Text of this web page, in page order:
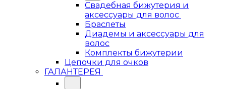
Свадебная бижутерия и
аксессуары для волос
Браслеты
Диадемы и аксессуары для
волос
Комплекты бижутерии
Цепочки для очков
ГАЛАНТЕРЕЯ